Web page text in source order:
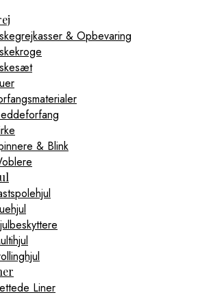
& Opbevaring
& Blink
Liner